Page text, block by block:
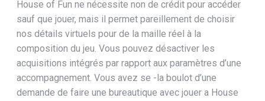
House of Fun ne nécessite non de crédit pour accéder
sauf que jouer, mais il permet pareillement de choisir
nos détails virtuels pour de la maille réel à la
composition du jeu. Vous pouvez désactiver les
acquisitions intégrés par rapport aux paramètres d’une
accompagnement. Vous avez se -la boulot d’une
demande de faire une bureautique avec jouer a House